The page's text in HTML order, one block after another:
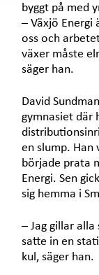
byggt på med
– Växjö
oss och
växer måste
säger han.
David
gymnasiet där
en slump. Han
började prata
Energi. Sen
sig hemma i
– Jag gillar
satte in en
kul, säger han.